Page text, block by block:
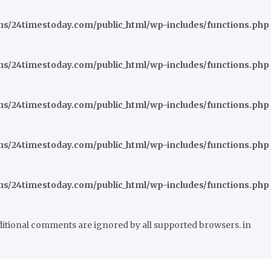
24timestoday.com/public_html/wp-includes/functions.php
24timestoday.com/public_html/wp-includes/functions.php
24timestoday.com/public_html/wp-includes/functions.php
24timestoday.com/public_html/wp-includes/functions.php
24timestoday.com/public_html/wp-includes/functions.php
comments are ignored by all supported browsers. in